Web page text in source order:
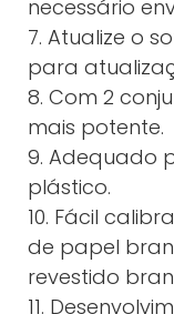
necessário
7. Atualize o
para
8. Com 2
mais potente.
9. Adequado
plástico.
10. Fácil
de papel
revestido
11.